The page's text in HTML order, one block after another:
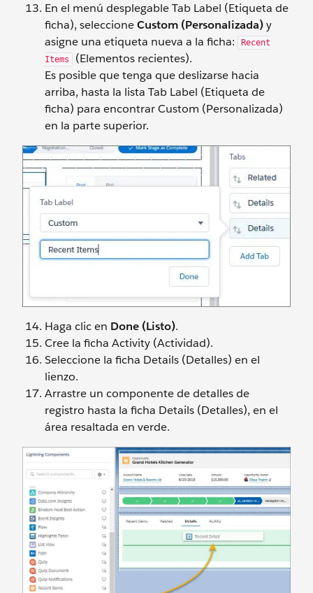
En el menú desplegable Tab Label (Etiqueta de
ficha), seleccioneCustom (Personalizada)y
asigne una etiqueta nueva a la ficha:
Recent
Items
(Elementos recientes).
Es posible que tenga que deslizarse hacia
arriba, hasta la lista Tab Label (Etiqueta de
ficha) para encontrar Custom (Personalizada)
en la parte superior.
Haga clic en Done (Listo).
Cree la ficha Activity (Actividad).
Seleccione la ficha Details (Detalles) en el
lienzo.
Arrastre un componente de detalles de
registro hasta la ficha Details (Detalles), en el
área resaltada en verde.